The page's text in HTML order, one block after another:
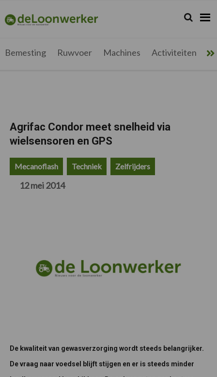
de
hoofdnavigatie
de
hoofd
de
eerste
de
voettekst
deloonwerker.be Zoeken...
Zoek
Bemesting Ruwvoer Machines Activiteiten
Agrifac Condor meet snelheid via
wielsensoren en GPS
Mecanoflash Techniek Zelfrijders
12 mei 2014
De kwaliteit van gewasverzorging wordt steeds belangrijker.
De vraag naar voedsel blijft stijgen en er is steeds minder